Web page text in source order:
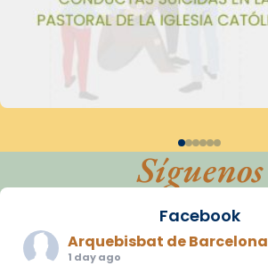
Síguenos
Facebook
Arquebisbat de Barcelona
1 day ago